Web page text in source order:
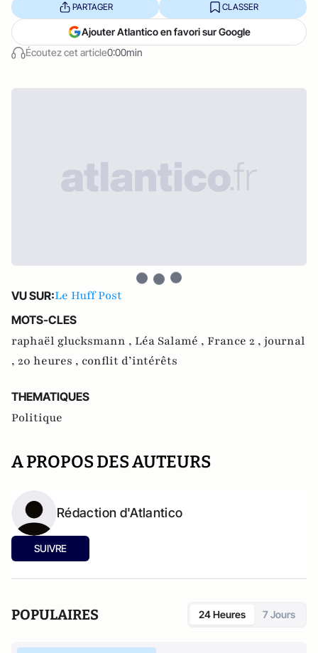
Écoutez cet article0:00min
PARTAGER CLASSER
Ajouter Atlantico en favori sur Google
VU SUR:Le Huff Post
MOTS-CLES
raphaël glucksmann , Léa Salamé , France 2 , journal
, 20 heures , conflit d’intérêts
THEMATIQUES
Politique
A PROPOS DES AUTEURS
Rédaction d'Atlantico
SUIVRE
POPULAIRES 24 Heures 7 Jours